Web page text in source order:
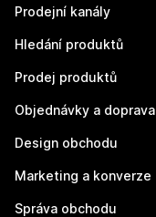
Prodejní kanály
Hledání produktů
Prodej produktů
Objednávky a doprava
Design obchodu
Marketing a konverze
Správa obchodu